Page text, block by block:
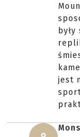
jest